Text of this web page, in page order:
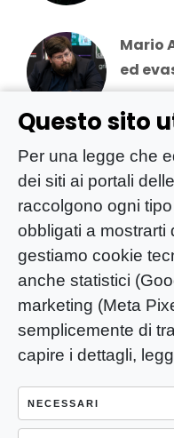
Questo sito
Per una legge che
dei siti ai portali
raccolgono ogni
obbligati a mostrarti
gestiamo cookie
anche statistici
marketing (Meta
semplicemente di
capire i dettagli,
NECESSARI
Mario
ed
Aprile 16,
Il
Aprile 9,
Mirko